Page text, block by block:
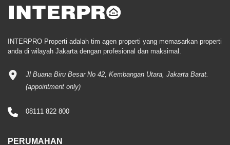
INTERPRO Properti adalah tim agen properti yang memasarkan properti
anda di wilayah Jakarta dengan profesional dan maksimal.
Jl Buana Biru Besar No 42, Kembangan Utara, Jakarta Barat.
(appointment only)
08111 822 800
PERUMAHAN